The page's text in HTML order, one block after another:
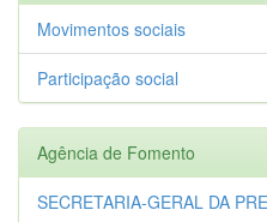
Movimentos sociais
Participação social
Agência de Fomento
SECRETARIA-GERAL DA